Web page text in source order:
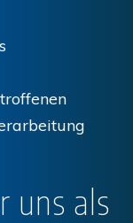
uns als